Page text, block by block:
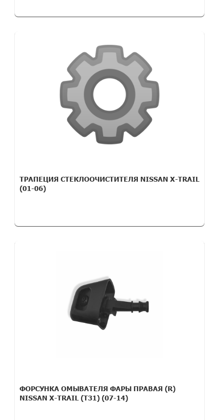
ТРАПЕЦИЯ СТЕКЛООЧИСТИТЕЛЯ NISSAN X-TRAIL
(01-06)
ФОРСУНКА ОМЫВАТЕЛЯ ФАРЫ ПРАВАЯ (R)
NISSAN X-TRAIL (T31) (07-14)